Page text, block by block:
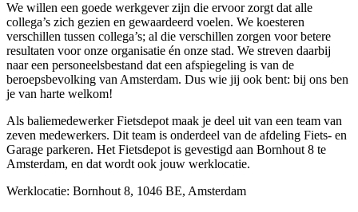
We willen een goede werkgever zijn die ervoor zorgt dat alle
collega’s zich gezien en gewaardeerd voelen. We koesteren
verschillen tussen collega’s; al die verschillen zorgen voor betere
resultaten voor onze organisatie én onze stad. We streven daarbij
naar een personeelsbestand dat een afspiegeling is van de
beroepsbevolking van Amsterdam. Dus wie jij ook bent: bij ons ben
je van harte welkom!
Als baliemedewerker Fietsdepot maak je deel uit van een team van
zeven medewerkers. Dit team is onderdeel van de afdeling Fiets- en
Garage parkeren. Het Fietsdepot is gevestigd aan Bornhout 8 te
Amsterdam, en dat wordt ook jouw werklocatie.
Werklocatie: Bornhout 8, 1046 BE, Amsterdam